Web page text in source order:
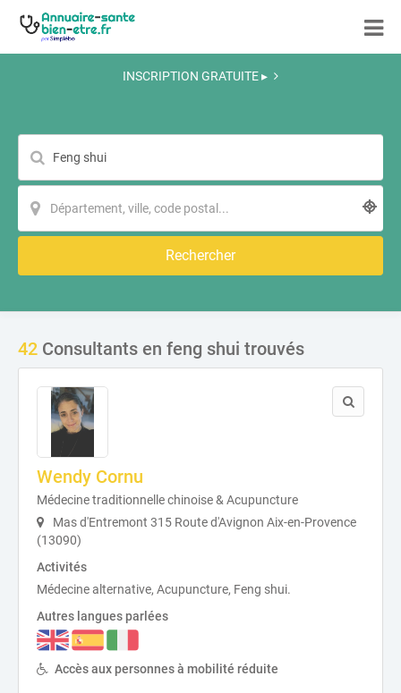
INSCRIPTION GRATUITE ▸
Rechercher
42 Consultants en feng shui trouvés
Wendy Cornu
Médecine traditionnelle chinoise & Acupuncture
Mas d'Entremont 315 Route d'Avignon Aix-en-Provence
(13090)
Activités
Médecine alternative, Acupuncture, Feng shui.
Autres langues parlées
Accès aux personnes à mobilité réduite